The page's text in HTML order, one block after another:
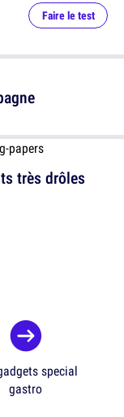
très drôles
Faire le test
special
gastro